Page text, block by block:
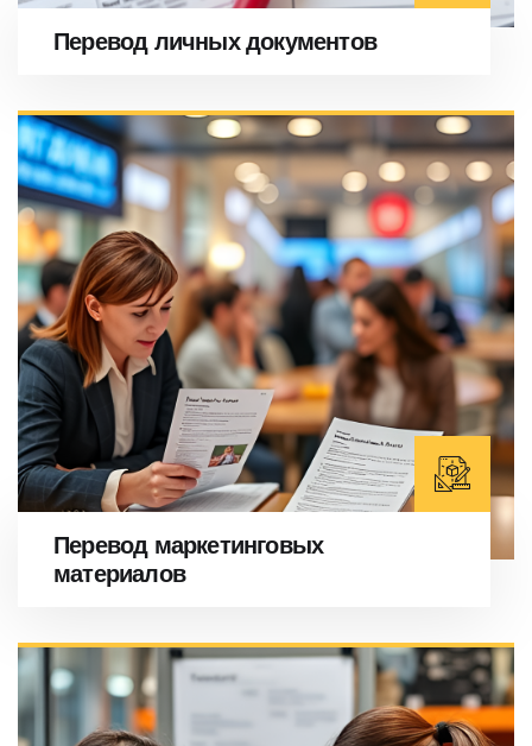
Перевод личных документов
Перевод маркетинговых
материалов